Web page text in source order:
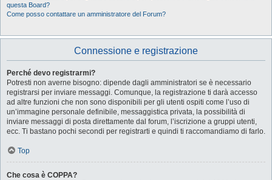
questa Board?
Come posso contattare un amministratore del Forum?
Connessione e registrazione
Perché devo registrarmi?
Potresti non averne bisogno: dipende dagli amministratori se è necessario
registrarsi per inviare messaggi. Comunque, la registrazione ti darà accesso
ad altre funzioni che non sono disponibili per gli utenti ospiti come l’uso di
un’immagine personale definibile, messaggistica privata, la possibilità di
inviare messaggi di posta direttamente dal forum, l’iscrizione a gruppi utenti,
ecc. Ti bastano pochi secondi per registrarti e quindi ti raccomandiamo di farlo.
Top
Che cosa è COPPA?